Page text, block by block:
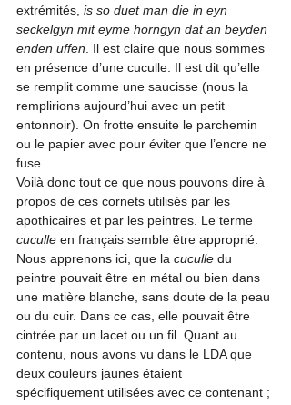
extrémités, is so duet man die in eyn
seckelgyn mit eyme horngyn dat an beyden
enden uffen. Il est claire que nous sommes
en présence d’une cuculle. Il est dit qu’elle
se remplit comme une saucisse (nous la
remplirions aujourd’hui avec un petit
entonnoir). On frotte ensuite le parchemin
ou le papier avec pour éviter que l’encre ne
fuse.
Voilà donc tout ce que nous pouvons dire à
propos de ces cornets utilisés par les
apothicaires et par les peintres. Le terme
cuculle en français semble être approprié.
Nous apprenons ici, que la cuculle du
peintre pouvait être en métal ou bien dans
une matière blanche, sans doute de la peau
ou du cuir. Dans ce cas, elle pouvait être
cintrée par un lacet ou un fil. Quant au
contenu, nous avons vu dans le LDA que
deux couleurs jaunes étaient
spécifiquement utilisées avec ce contenant ;